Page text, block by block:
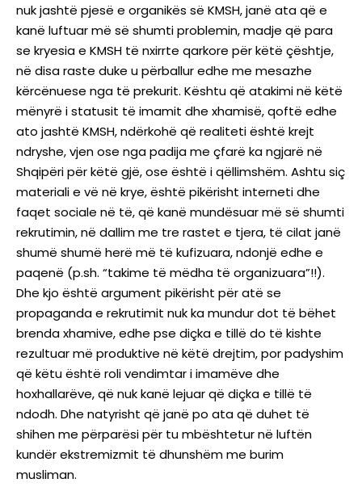
nuk jashtë pjesë e organikës së KMSH, janë ata që e
kanë luftuar më së shumti problemin, madje që para
se kryesia e KMSH të nxirrte qarkore për këtë çështje,
në disa raste duke u përballur edhe me mesazhe
kërcënuese nga të prekurit. Kështu që atakimi në këtë
mënyrë i statusit të imamit dhe xhamisë, qoftë edhe
ato jashtë KMSH, ndërkohë që realiteti është krejt
ndryshe, vjen ose nga padija me çfarë ka ngjarë në
Shqipëri për këtë gjë, ose është i qëllimshëm. Ashtu siç
materiali e vë në krye, është pikërisht interneti dhe
faqet sociale në të, që kanë mundësuar më së shumti
rekrutimin, në dallim me tre rastet e tjera, të cilat janë
shumë shumë herë më të kufizuara, ndonjë edhe e
paqenë (p.sh. “takime të mëdha të organizuara”!!).
Dhe kjo është argument pikërisht për atë se
propaganda e rekrutimit nuk ka mundur dot të bëhet
brenda xhamive, edhe pse diçka e tillë do të kishte
rezultuar më produktive në këtë drejtim, por padyshim
që këtu është roli vendimtar i imamëve dhe
hoxhallarëve, që nuk kanë lejuar që diçka e tillë të
ndodh. Dhe natyrisht që janë po ata që duhet të
shihen me përparësi për tu mbështetur në luftën
kundër ekstremizmit të dhunshëm me burim
musliman.